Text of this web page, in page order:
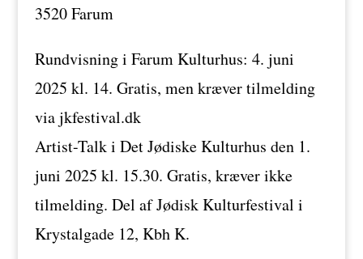
3520 Farum
Rundvisning i Farum Kulturhus: 4. juni
2025 kl. 14. Gratis, men kræver tilmelding
via jkfestival.dk
Artist-Talk i Det Jødiske Kulturhus den 1.
juni 2025 kl. 15.30. Gratis, kræver ikke
tilmelding. Del af Jødisk Kulturfestival i
Krystalgade 12, Kbh K.